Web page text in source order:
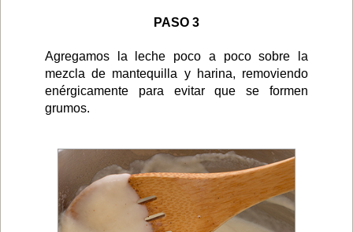
PASO 3
Agregamos la leche poco a poco sobre la
mezcla de mantequilla y harina, removiendo
enérgicamente para evitar que se formen
grumos.